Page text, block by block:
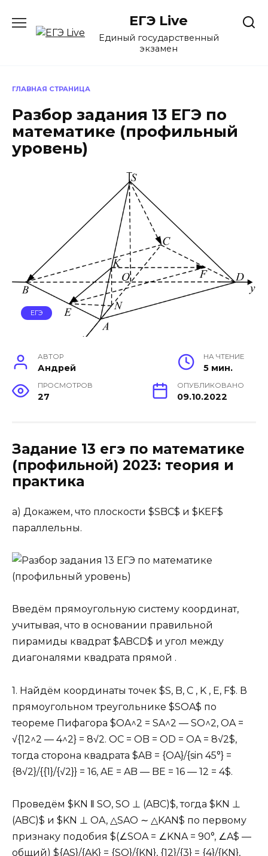
содержанию
ЕГЭ Live
Единый государственный
экзамен
ГЛАВНАЯ СТРАНИЦА
Разбор задания 13 ЕГЭ по
математике (профильный
уровень)
ЕГЭ
АВТОР
Андрей
НА ЧТЕНИЕ
5 мин.
ПРОСМОТРОВ
27
ОПУБЛИКОВАНО
09.10.2022
Задание 13 егэ по математике
(профильной) 2023: теория и
практика
а) Докажем, что плоскости $SBC$ и $KEF$
параллельны.
Введём прямоугольную систему координат,
учитывая, что в основании правильной
пирамиды квадрат $ABCD$ и угол между
диагоналями квадрата прямой .
1. Найдём координаты точек $S, B, C , K , E, F$. В
прямоугольном треугольнике $SOA$ по
теореме Пифагора $OA^2 = SA^2 — SO^2, OA =
√{12^2 — 4^2} = 8√2. OC = OB = OD = OA = 8√2$,
тогда сторона квадрата $AB = {OA}/{sin 45°} =
{8√2}/{{1}/{√2}} = 16, AE = AB — BE = 16 — 12 = 4$.
Проведём $KN ‖ SO, SO ⊥ (ABC)$, тогда $KN ⊥
(ABC)$ и $KN ⊥ OA, △SAO ∼ △KAN$ по первому
признаку подобия $(∠SOA = ∠KNA = 90°, ∠A$ —
общий) ${AS}/{AK} = {SO}/{KN}, {12}/{3} = {4}/{KN},